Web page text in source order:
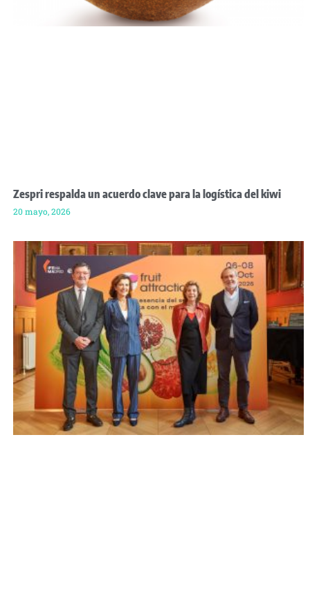
Zespri respalda un acuerdo clave para la logística del kiwi
20 mayo, 2026